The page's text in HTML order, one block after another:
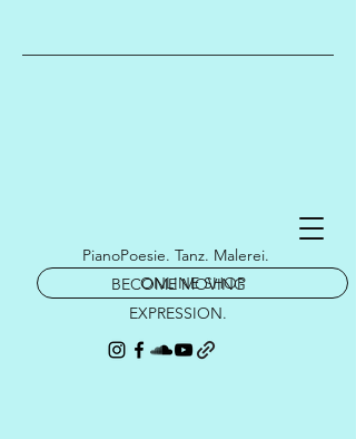
PianoPoesie. Tanz. Malerei.
BECOME MOVING
EXPRESSION.
ONLINE SHOP